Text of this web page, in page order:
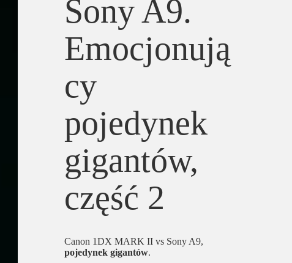
Sony A9.
Emocjonują
cy
pojedynek
gigantów,
część 2
Canon 1DX MARK II vs Sony A9,
pojedynek gigantów.